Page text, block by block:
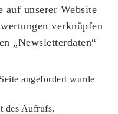
auf unserer Website
verknüpfen
„Newsletterdaten“
angefordert wurde
des Aufrufs,